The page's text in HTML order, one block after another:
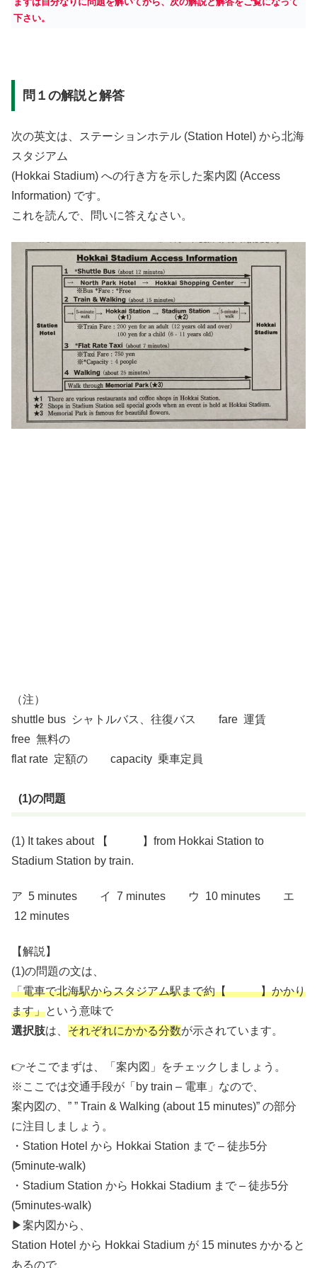
下さい。
問１の解説と解答
次の英文は、ステーションホテル (Station Hotel) から北海
スタジアム
(Hokkai Stadium) への行き方を示した案内図 (Access
Information) です。
これを読んで、問いに答えなさい。
（注）
shuttle bus シャトルバス、往復バス fare 運賃
free 無料の
flat rate 定額の capacity 乗車定員
(1)の問題
(1) It takes about 【 】from Hokkai Station to
Stadium Station by train.
ア 5 minutes イ 7 minutes ウ 10 minutes エ
12 minutes
【解説】
(1)の問題の文は、
「電車で北海駅からスタジアム駅まで約【 】かかり
ます」という意味で
選択肢は、 それぞれにかかる分数が示されています。
👉そこでまずは、「案内図」をチェックしましょう。
※ここでは交通手段が「by train – 電車」なので、
案内図の、” ” Train & Walking (about 15 minutes)” の部分
に注目しましょう。
・Station Hotel から Hokkai Station まで – 徒歩5分
(5minute-walk)
・Stadium Station から Hokkai Stadium まで – 徒歩5分
(5minutes-walk)
▶︎案内図から、
Station Hotel から Hokkai Stadium が 15 minutes かかると
あるので、